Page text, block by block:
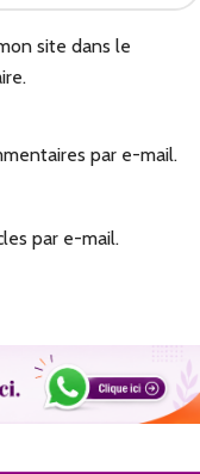
site dans le
par e-mail.
par e-mail.